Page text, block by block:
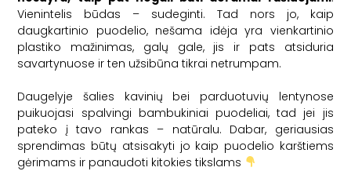
Vienintelis būdas – sudeginti. Tad nors jo, kaip
daugkartinio puodelio, nešama idėja yra vienkartinio
plastiko mažinimas, galų gale, jis ir pats atsiduria
savartynuose ir ten užsibūna tikrai netrumpam.
Daugelyje šalies kavinių bei parduotuvių lentynose
puikuojasi spalvingi bambukiniai puodeliai, tad jei jis
pateko į tavo rankas – natūralu. Dabar, geriausias
sprendimas būtų atsisakyti jo kaip puodelio karštiems
gėrimams ir panaudoti kitokies tikslams